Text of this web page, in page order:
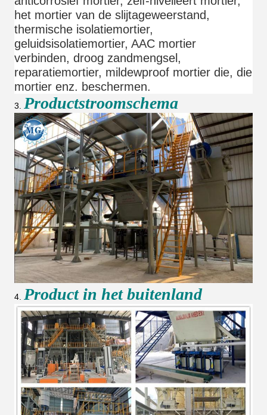
het mortier van de slijtageweerstand,
thermische isolatiemortier,
geluidsisolatiemortier, AAC mortier
verbinden, droog zandmengsel,
reparatiemortier, mildewproof mortier die, die
mortier enz. beschermen.
3. Productstroomschema
4. Product in het buitenland